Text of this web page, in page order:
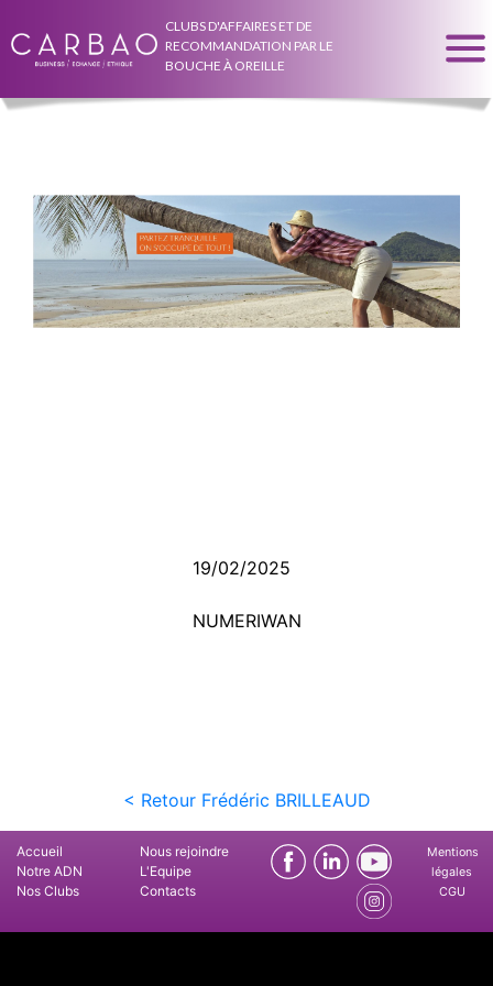
CLUBS D'AFFAIRES ET DE
RECOMMANDATION PAR LE
BOUCHE À OREILLE
19/02/2025
NUMERIWAN
< Retour Frédéric BRILLEAUD
Accueil
Notre ADN
Nos Clubs
Nous rejoindre
L'Equipe
Contacts
Mentions
légales
CGU